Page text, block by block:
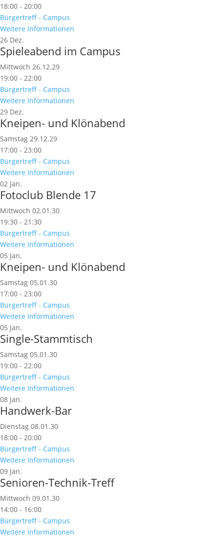
18:00 - 20:00
Bürgertreff - Campus
Weitere Informationen
26 Dez.
Spieleabend im Campus
Mittwoch 26.12.29
19:00 - 22:00
Bürgertreff - Campus
Weitere Informationen
29 Dez.
Kneipen- und Klönabend
Samstag 29.12.29
17:00 - 23:00
Bürgertreff - Campus
Weitere Informationen
02 Jan.
Fotoclub Blende 17
Mittwoch 02.01.30
19:30 - 21:30
Bürgertreff - Campus
Weitere Informationen
05 Jan.
Kneipen- und Klönabend
Samstag 05.01.30
17:00 - 23:00
Bürgertreff - Campus
Weitere Informationen
05 Jan.
Single-Stammtisch
Samstag 05.01.30
19:00 - 22:00
Bürgertreff - Campus
Weitere Informationen
08 Jan.
Handwerk-Bar
Dienstag 08.01.30
18:00 - 20:00
Bürgertreff - Campus
Weitere Informationen
09 Jan.
Senioren-Technik-Treff
Mittwoch 09.01.30
14:00 - 16:00
Bürgertreff - Campus
Weitere Informationen